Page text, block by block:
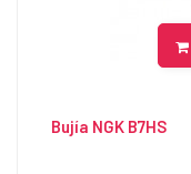
Bujía NGK B7HS